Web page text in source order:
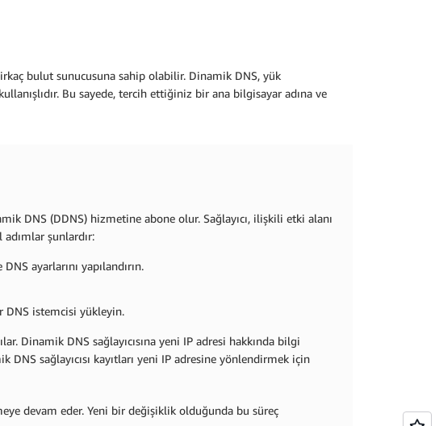
bulut sunucusuna sahip olabilir. Dinamik DNS, yük
Bu sayede, tercih ettiğiniz bir ana bilgisayar adına ve
DNS (DDNS) hizmetine abone olur. Sağlayıcı, ilişkili etki alanı
adımlar şunlardır:
ayarlarını yapılandırın.
DNS istemcisi yükleyin.
Dinamik DNS sağlayıcısına yeni IP adresi hakkında bilgi
sağlayıcısı kayıtları yeni IP adresine yönlendirmek için
devam eder. Yeni bir değişiklik olduğunda bu süreç